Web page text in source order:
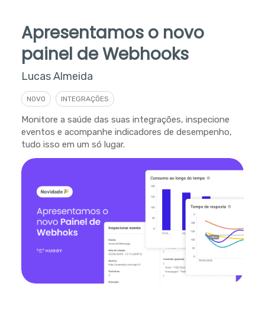
Apresentamos o novo
painel de Webhooks
Lucas Almeida
NOVO INTEGRAÇÕES
Monitore a saúde das suas integrações, inspecione
eventos e acompanhe indicadores de desempenho,
tudo isso em um só lugar.